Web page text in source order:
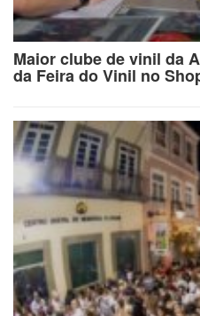
Maior clube de vinil da
da Feira do Vinil no